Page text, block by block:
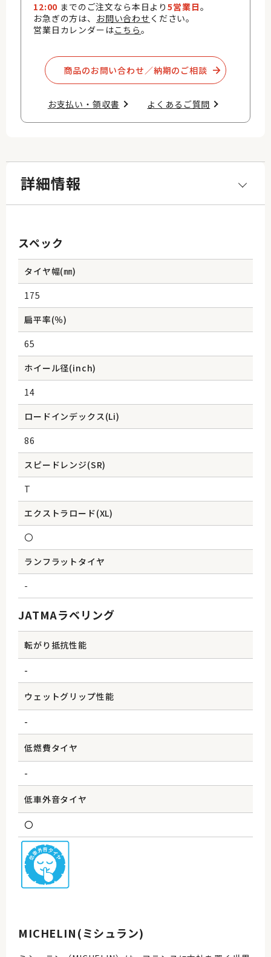
12:00 までのご注文なら本日より5営業日。
お急ぎの方は、 お問い合わせ ください。
営業日カレンダーはこちら。
商品のお問い合わせ／納期のご相談​
お支払い・領収書​ よくあるご質問​
詳細情報
スペック
タイヤ幅(㎜)
175
扁平率(％)
65
ホイール径(inch)
14
ロードインデックス(Li)
86
スピードレンジ(SR)
T
エクストラロード(XL)
〇
ランフラットタイヤ
-
JATMAラベリング
転がり抵抗性能
-
ウェットグリップ性能
-
低燃費タイヤ
-
低車外音タイヤ
〇
MICHELIN(ミシュラン)